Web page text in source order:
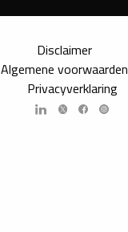
Disclaimer
Algemene voorwaarden
Privacyverklaring